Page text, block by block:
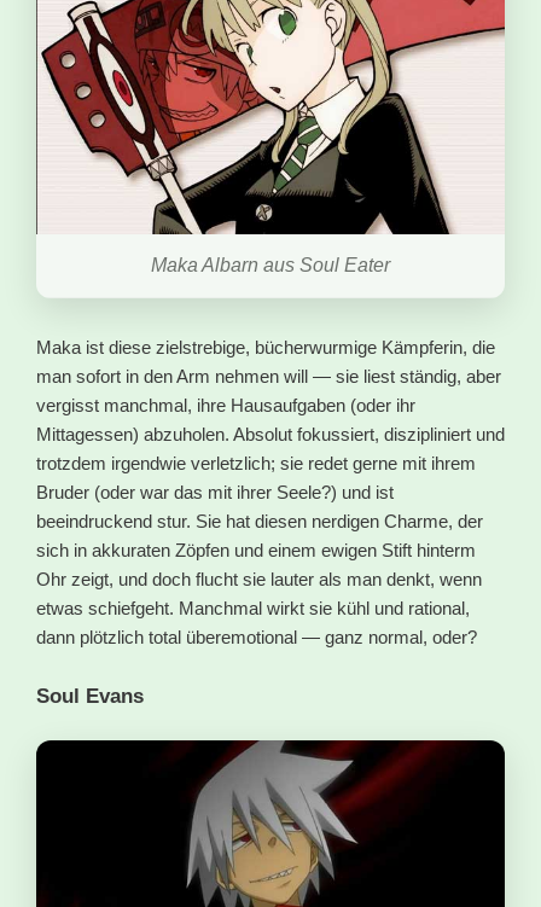
Maka Albarn aus Soul Eater
Maka ist diese zielstrebige, bücherwurmige Kämpferin, die
man sofort in den Arm nehmen will — sie liest ständig, aber
vergisst manchmal, ihre Hausaufgaben (oder ihr
Mittagessen) abzuholen. Absolut fokussiert, diszipliniert und
trotzdem irgendwie verletzlich; sie redet gerne mit ihrem
Bruder (oder war das mit ihrer Seele?) und ist
beeindruckend stur. Sie hat diesen nerdigen Charme, der
sich in akkuraten Zöpfen und einem ewigen Stift hinterm
Ohr zeigt, und doch flucht sie lauter als man denkt, wenn
etwas schiefgeht. Manchmal wirkt sie kühl und rational,
dann plötzlich total überemotional — ganz normal, oder?
Soul Evans